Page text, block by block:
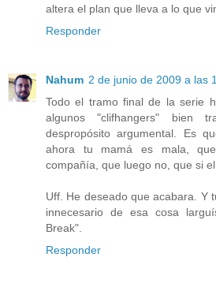
altera el plan que lleva a lo que
Responder
Nahum 2 de junio de 2009 a las
Todo el tramo final de la serie
algunos "clifhangers" bien
despropósito argumental. Es
ahora tu mamá es mala,
compañía, que luego no, que si el
Uff. He deseado que acabara. Y
innecesario de esa cosa
Break".
Responder